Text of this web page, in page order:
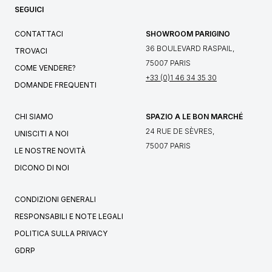
SEGUICI
CONTATTACI
TROVACI
COME VENDERE?
DOMANDE FREQUENTI
SHOWROOM PARIGINO
36 BOULEVARD RASPAIL,
75007 PARIS
+33 (0)1 46 34 35 30
CHI SIAMO
UNISCITI A NOI
LE NOSTRE NOVITÀ
DICONO DI NOI
SPAZIO A LE BON MARCHÉ
24 RUE DE SÈVRES,
75007 PARIS
CONDIZIONI GENERALI
RESPONSABILI E NOTE LEGALI
POLITICA SULLA PRIVACY
GDRP